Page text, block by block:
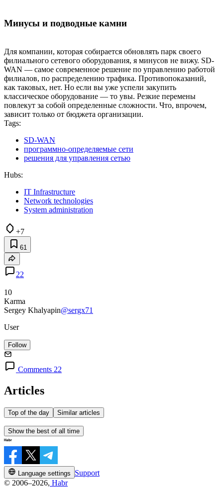
Минусы и подводные камни
Для компании, которая собирается обновлять парк своего
филиального сетевого оборудования, я минусов не вижу. SD-
WAN — самое современное решение по управлению работой
филиалов, по распределению трафика. Противопоказаний,
как таковых, нет. Но если вы уже успели закупить
классическое оборудование — то увы. Резкие перемены
повлекут за собой определенные сложности. Что, впрочем,
зависит только от бюджета организации.
Tags:
SD-WAN
программно-определяемые сети
решения для управления сетью
Hubs:
IT Infrastructure
Network technologies
System administration
+7
61
22
10
Karma
Sergey Khalyapin@sergx71
User
Follow
Comments 22
Articles
Top of the day Similar articles
Show the best of all time
Language settings
Support
© 2006–2026, Habr